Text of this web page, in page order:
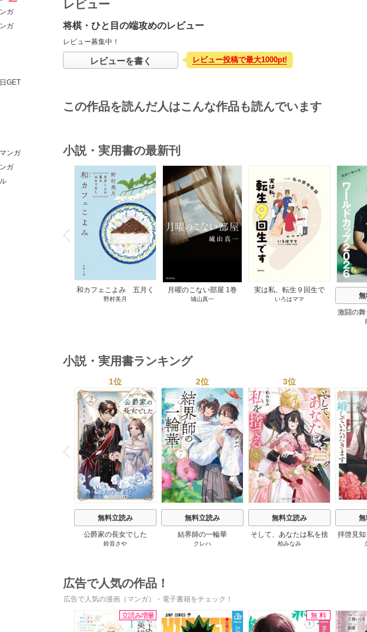
ガ
ガ
GET
ンガ
ガ
レビュー
将棋・ひと目の端攻めのレビュー
レビュー募集中！
レビューを書く レビュー投稿で最大1000pt!
この作品を読んだ人はこんな作品も読んでいます
小説・実用書の最新刊
P
r
e
v
i
o
u
和カフェこよみ 五月く
んの夏のおもてなし 1巻
野村美月
月曜のこない部屋 1巻
城山真一
実は私、転生９回生で
す マンガ 私の前世物
いろはママ
激闘の
然が見
小説・実用書ランキング
P
r
e
v
i
o
u
s
1位
無料立読み
公爵家の長女でした
鈴音さや
2位
無料立読み
結界師の一輪華
クレハ
3位
無料立読み
そして、あなたは私を捨
てる
柏みなみ
拝啓見
婚し
広告で人気の作品！
広告で人気の漫画（マンガ）・電子書籍をチェック！
立読み増量 無料